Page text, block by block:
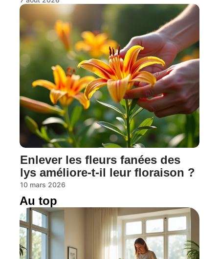
Enlever les fleurs fanées des
lys améliore-t-il leur floraison ?
10 mars 2026
Au top